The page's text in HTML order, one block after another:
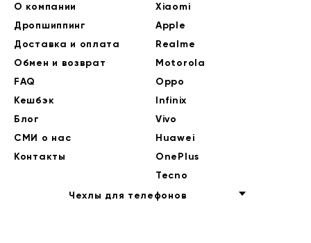
О компании
Дропшиппинг
Доставка и оплата
Обмен и возврат
FAQ
Кешбэк
Блог
СМИ о нас
Контакты
Xiaomi
Apple
Realme
Motorola
Oppo
Infinix
Vivo
Huawei
OnePlus
Tecno
Чехлы для телефонов